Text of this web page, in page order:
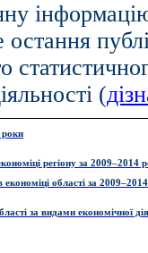
(
роки
регіону за 2009–2014
економіці області за
за видами економічної